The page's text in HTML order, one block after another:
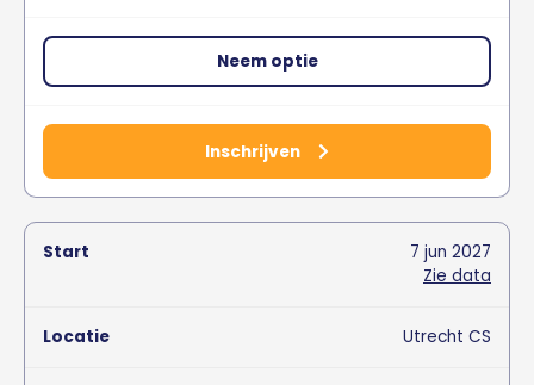
Neem optie
Inschrijven
7 jun 2027
Zie data
Utrecht CS